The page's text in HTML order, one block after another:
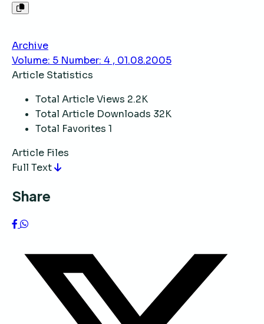
Archive
Volume: 5 Number: 4 , 01.08.2005
Article Statistics
Total Article Views 2.2K
Total Article Downloads 32K
Total Favorites 1
Article Files
Full Text
Share